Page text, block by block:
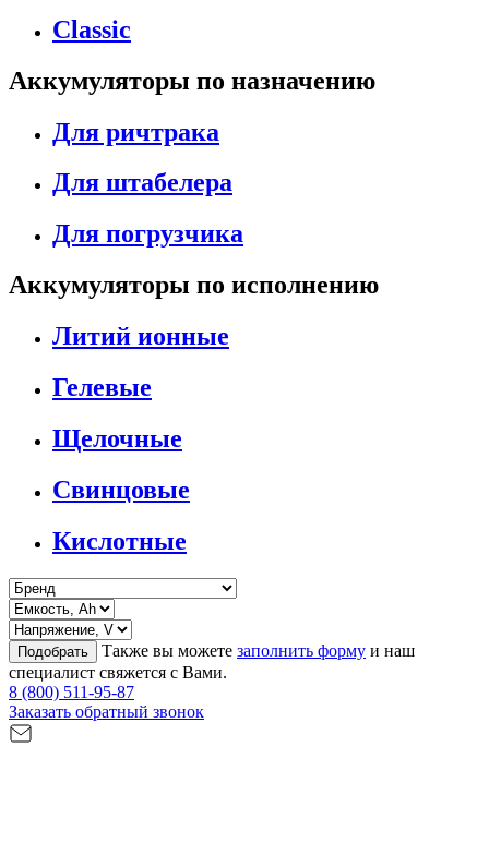
Classic
Аккумуляторы по назначению
Для ричтрака
Для штабелера
Для погрузчика
Аккумуляторы по исполнению
Литий ионные
Гелевые
Щелочные
Свинцовые
Кислотные
Подобрать Также вы можете заполнить форму и наш
специалист свяжется с Вами.
8 (800) 511-95-87
Заказать обратный звонок